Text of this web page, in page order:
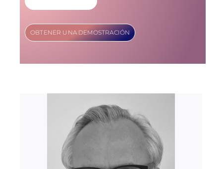
OBTENER UNA DEMOSTRACIÓN